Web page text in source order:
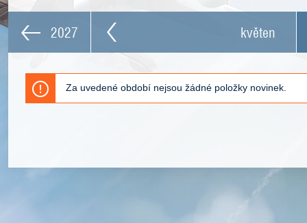
2027 květen
Za uvedené období nejsou žádné položky novinek.